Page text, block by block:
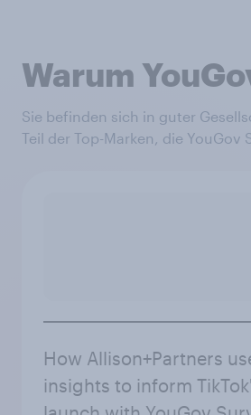
Warum
Sie befinden sich in guter
Teil der Top-Marken, die YouGov
How Allison+Partners
insights to inform